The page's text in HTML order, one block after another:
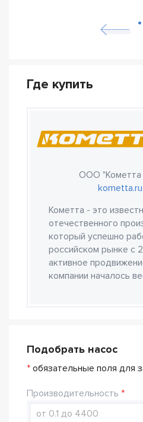
Где купить
ООО "Кометта
kometta.ru
Кометта - это
отечественного
который успешно
российском рынке с
активное
компании началось
Подобрать насос
* обязательные поля для
Производительность